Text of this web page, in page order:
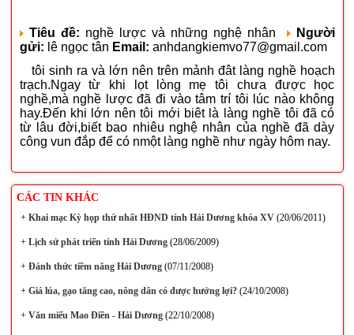
Tiêu đề: nghề lược và những nghệ nhân
Người
gửi: lê ngọc tân Email: anhdangkiemvo77@gmail.com
tôi sinh ra và lớn nên trên mảnh đât làng nghề hoạch
trạch.Ngay từ khi lọt lòng mẹ tôi chưa được học
nghề,mà nghề lược đã đi vào tâm trí tôi lúc nào không
hay.Đến khi lớn nên tôi mới biêt là làng nghề tôi đã có
từ lâu đời,biết bao nhiêu nghệ nhân của nghề đã dày
công vun đắp để có nmột làng nghề như ngày hôm nay.
CÁC TIN KHÁC
+Khai mạc Kỳ họp thứ nhất HĐND tỉnh Hải Dương khóa XV(20/06/2011)
+Lịch sử phát triển tỉnh Hải Dương(28/06/2009)
+Đánh thức tiềm năng Hải Dương(07/11/2008)
+Giá lúa, gạo tăng cao, nông dân có được hưởng lợi?(24/10/2008)
+Văn miếu Mao Điền - Hải Dương(22/10/2008)